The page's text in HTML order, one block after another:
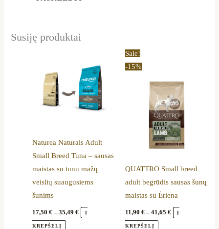
Susiję produktai
Naturea Naturals Adult
Small Breed Tuna – sausas
maistas su tunu mažų
veislių suaugusiems
šunims
17,50€ – 35,49€
17,50 €
through
35,49 €
Į
KREPŠELĮ
product
multiple
variants.
may
be
chosen
on
product
Sale!
-15%
QUATTRO Small breed
adult begrūdis sausas šunų
maistas su Ėriena
11,90 € – 41,65 €
41,65 €
Į
KREPŠELĮ
has
multiple
variants.
The
options
may
chosen
on
the
product